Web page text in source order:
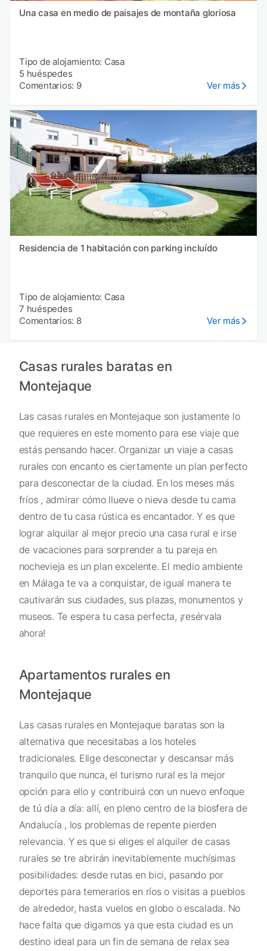
Una casa en medio de paisajes de montaña gloriosa
Tipo de alojamiento: Casa
5 huéspedes
Comentarios: 9
Ver más
Residencia de 1 habitación con parking incluído
Tipo de alojamiento: Casa
7 huéspedes
Comentarios: 8
Ver más
Casas rurales baratas en
Montejaque
Las casas rurales en Montejaque son justamente lo
que requieres en este momento para ese viaje que
estás pensando hacer. Organizar un viaje a casas
rurales con encanto es ciertamente un plan perfecto
para desconectar de la ciudad. En los meses más
fríos , admirar cómo llueve o nieva desde tu cama
dentro de tu casa rústica es encantador. Y es que
lograr alquilar al mejor precio una casa rural e irse
de vacaciones para sorprender a tu pareja en
nochevieja es un plan excelente. El medio ambiente
en Málaga te va a conquistar, de igual manera te
cautivarán sus ciudades, sus plazas, monumentos y
museos. Te espera tu casa perfecta, ¡resérvala
ahora!
Apartamentos rurales en
Montejaque
Las casas rurales en Montejaque baratas son la
alternativa que necesitabas a los hoteles
tradicionales. Elige desconectar y descansar más
tranquilo que nunca, el turismo rural es la mejor
opción para ello y contribuirá con un nuevo enfoque
de tú día a día: allí, en pleno centro de la biosfera de
Andalucía , los problemas de repente pierden
relevancia. Y es que si eliges el alquiler de casas
rurales se tre abrirán inevitablemente muchísimas
posibilidades: desde rutas en bici, pasando por
deportes para temerarios en ríos o visitas a pueblos
de alrededor, hasta vuelos en globo o escalada. No
hace falta que digamos ya que esta ciudad es un
destino ideal para un fin de semana de relax sea